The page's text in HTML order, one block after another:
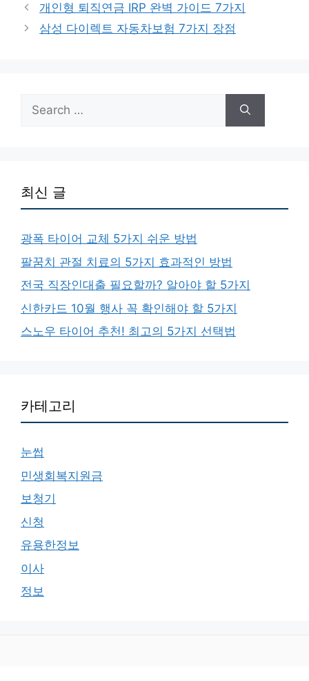
개인형 퇴직연금 IRP 완벽 가이드 7가지
삼성 다이렉트 자동차보험 7가지 장점
Search
for:
최신 글
광폭 타이어 교체 5가지 쉬운 방법
팔꿈치 관절 치료의 5가지 효과적인 방법
전국 직장인대출 필요할까? 알아야 할 5가지
신한카드 10월 행사 꼭 확인해야 할 5가지
스노우 타이어 추천! 최고의 5가지 선택법
카테고리
눈썹
민생회복지원금
보청기
신청
유용한정보
이사
정보